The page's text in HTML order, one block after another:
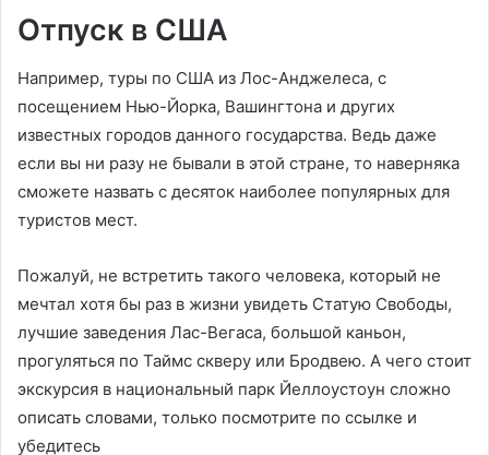
Отпуск в США
Например, туры по США из Лос-Анджелеса, с
посещением Нью-Йорка, Вашингтона и других
известных городов данного государства. Ведь даже
если вы ни разу не бывали в этой стране, то наверняка
сможете назвать с десяток наиболее популярных для
туристов мест.
Пожалуй, не встретить такого человека, который не
мечтал хотя бы раз в жизни увидеть Статую Свободы,
лучшие заведения Лас-Вегаса, большой каньон,
прогуляться по Таймс скверу или Бродвею. А чего стоит
экскурсия в национальный парк Йеллоустоун сложно
описать словами, только посмотрите по ссылке и
убедитесь